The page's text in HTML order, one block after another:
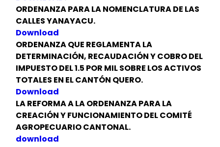
ORDENANZA PARA LA NOMENCLATURA DE LAS
CALLES YANAYACU.
Download
ORDENANZA QUE REGLAMENTA LA
DETERMINACIÓN, RECAUDACIÓN Y COBRO DEL
IMPUESTO DEL 1.5 POR MIL SOBRE LOS ACTIVOS
TOTALES EN EL CANTÓN QUERO.
Download
LA REFORMA A LA ORDENANZA PARA LA
CREACIÓN Y FUNCIONAMIENTO DEL COMITÉ
AGROPECUARIO CANTONAL.
download